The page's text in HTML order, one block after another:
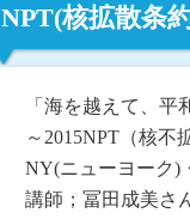
NPT(核拡散条
「海を越えて、平
～2015NPT（核不
NY(ニューヨーク)
講師；冨田成美さ